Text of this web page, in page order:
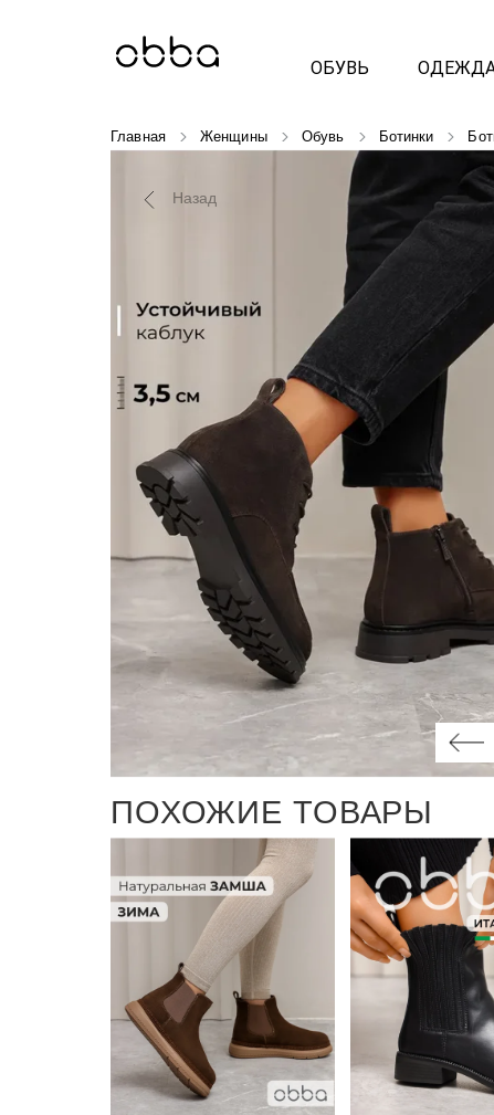
ОБУВЬ
Главная Женщины Обувь Ботинки
Назад
ПОХОЖИЕ ТОВАРЫ